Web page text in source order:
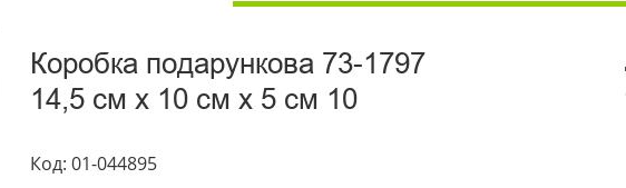
Коробка подарункова 73-1797
14,5 см х 10 см х 5 см 10
Код: 01-044895